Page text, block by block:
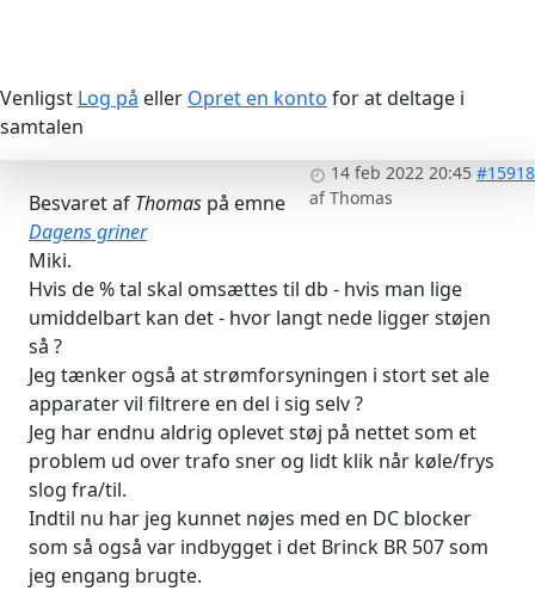
Venligst Log på eller Opret en konto for at deltage i
samtalen
14 feb 2022 20:45 #15918
afThomas
Besvaret af Thomas på emne
Dagens griner
Miki.
Hvis de % tal skal omsættes til db - hvis man lige
umiddelbart kan det - hvor langt nede ligger støjen
så ?
Jeg tænker også at strømforsyningen i stort set ale
apparater vil filtrere en del i sig selv ?
Jeg har endnu aldrig oplevet støj på nettet som et
problem ud over trafo sner og lidt klik når køle/frys
slog fra/til.
Indtil nu har jeg kunnet nøjes med en DC blocker
som så også var indbygget i det Brinck BR 507 som
jeg engang brugte.